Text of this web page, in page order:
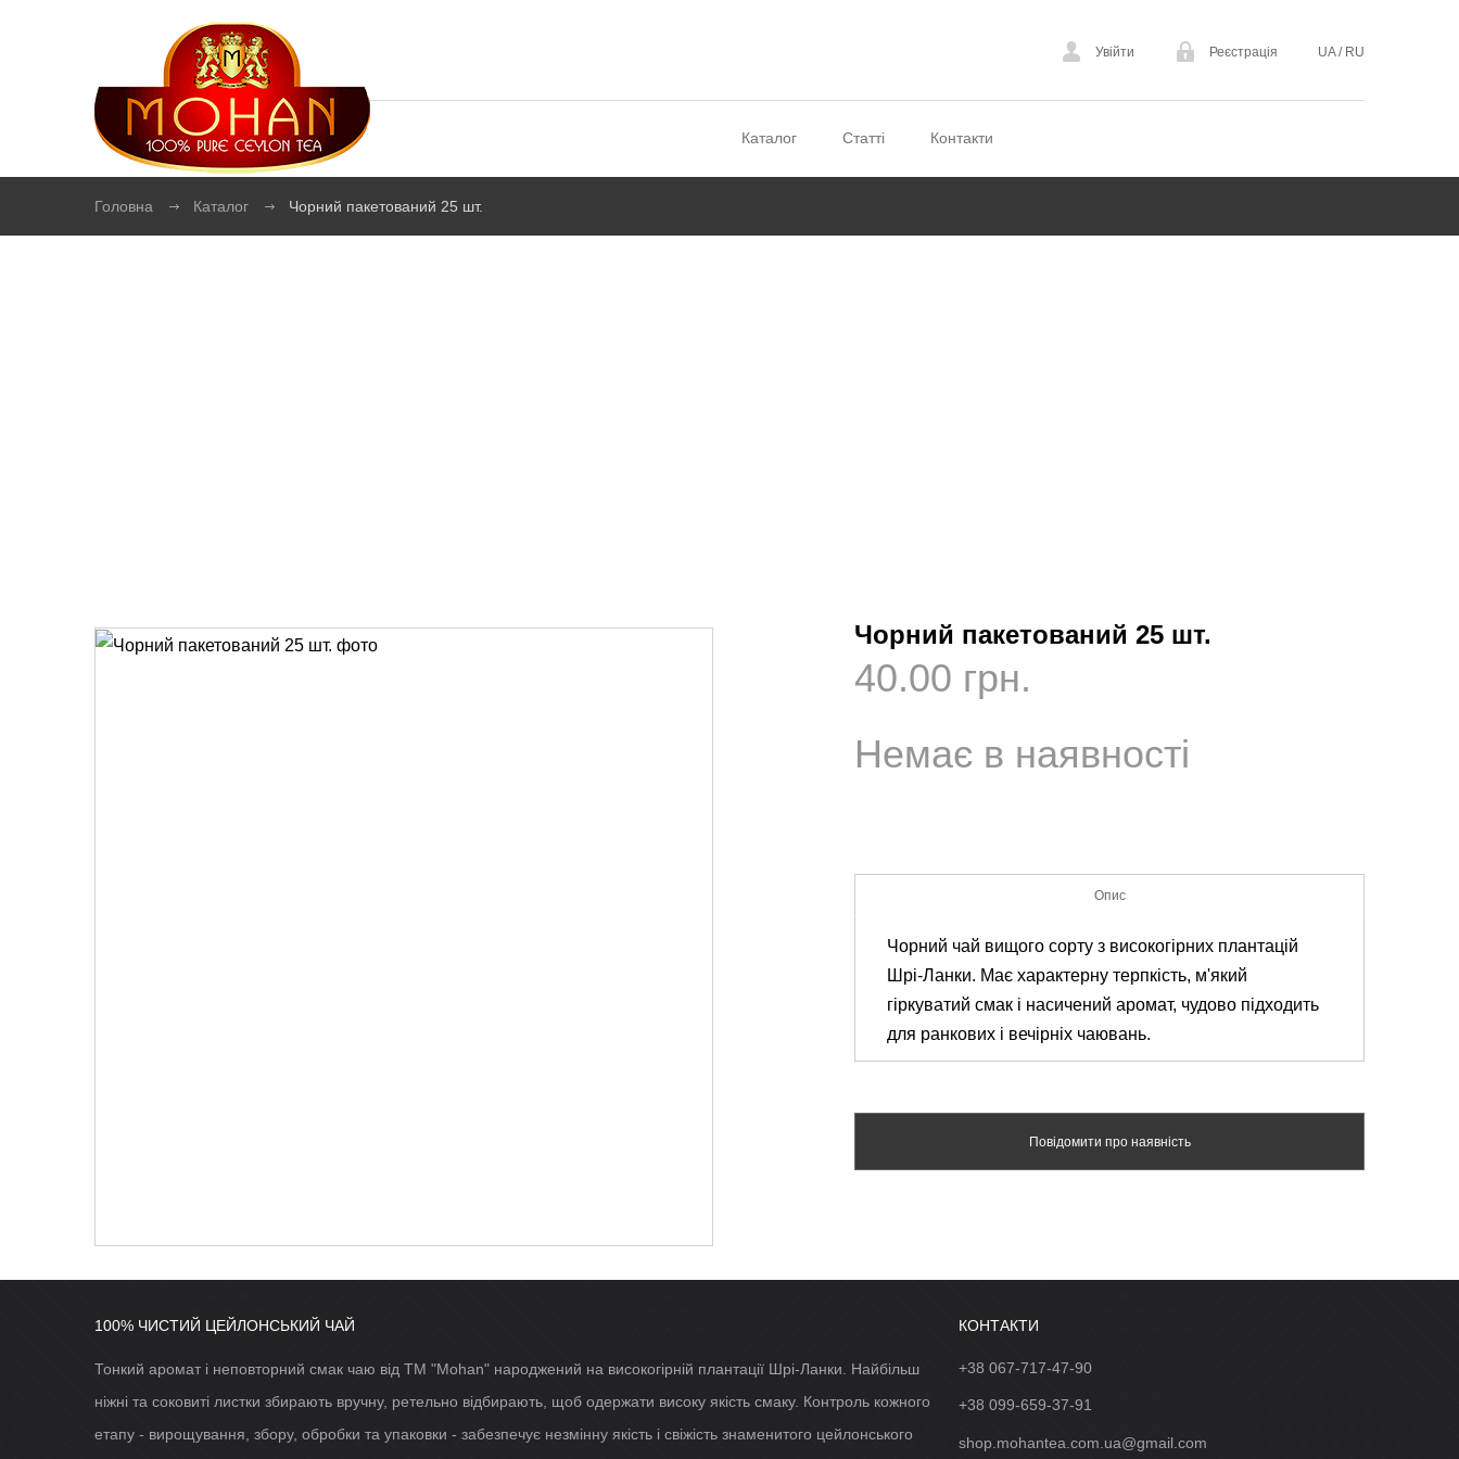
Увійти Реєстрація UA/RU
Каталог Статті Контакти
Головна Каталог Чорний пакетований 25 шт.
Чорний пакетований 25 шт.
40.00 грн.
Немає в наявності
Опис
Чорний чай вищого сорту з високогірних плантацій
Шрі-Ланки. Має характерну терпкість, м'який
гіркуватий смак і насичений аромат, чудово підходить
для ранкових і вечірніх чаювань.
Повідомити про наявність
100% ЧИСТИЙ ЦЕЙЛОНСЬКИЙ ЧАЙ
Тонкий аромат і неповторний смак чаю від ТМ "Mohan" народжений на високогірній плантації Шрі-Ланки. Найбільш
ніжні та соковиті листки збирають вручну, ретельно відбирають, щоб одержати високу якість смаку. Контроль кожного
етапу - вирощування, збору, обробки та упаковки - забезпечує незмінну якість і свіжість знаменитого цейлонського
КОНТАКТИ
+38 067-717-47-90
+38 099-659-37-91
shop.mohantea.com.ua@gmail.com